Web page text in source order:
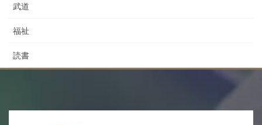
武道
福祉
読書